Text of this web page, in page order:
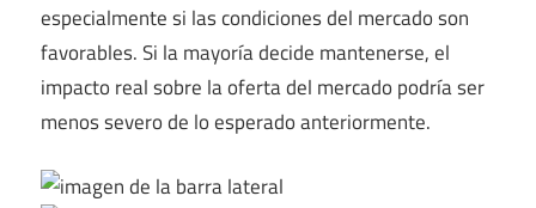
especialmente si las condiciones del mercado son
favorables. Si la mayoría decide mantenerse, el
impacto real sobre la oferta del mercado podría ser
menos severo de lo esperado anteriormente.